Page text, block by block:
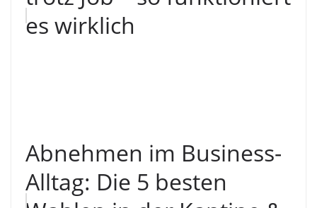
es wirklich
Abnehmen im Business-
Alltag: Die 5 besten